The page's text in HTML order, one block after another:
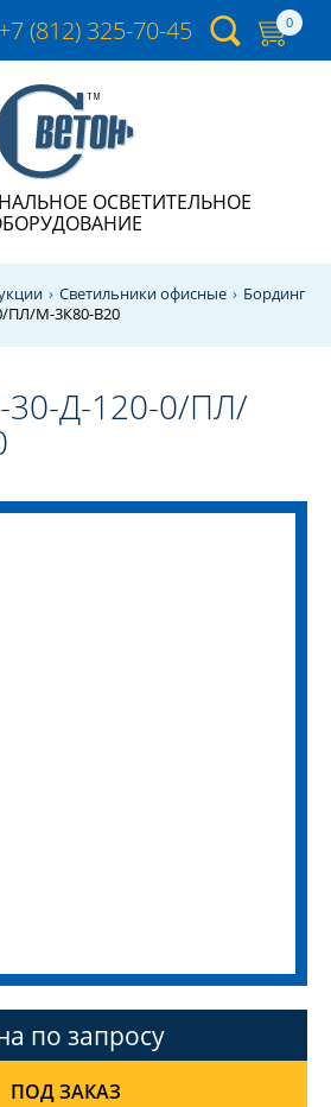
+7 (812) 325-70-45 0
ОСВЕТИТЕЛЬНОЕ
Светильники офисные
Бординг
ПЛ/М-3К80-В20
Д-120-0/ПЛ/
по запросу
ПОД ЗАКАЗ